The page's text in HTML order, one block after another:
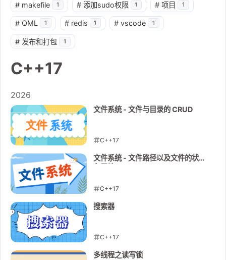
# makefile 1 # 添加sudo权限 1 # 项目 1
# QML 1 # redis 1 # vscode 1
# 发布和打包 1
C++17
2026
文件系统 - 文件与目录的 CRUD
C++17
2026-05-17
文件系统 - 文件路径以及文件的状态
C++17
2026-05-14
搜索器
C++17
2026-05-13
多线程之读写锁